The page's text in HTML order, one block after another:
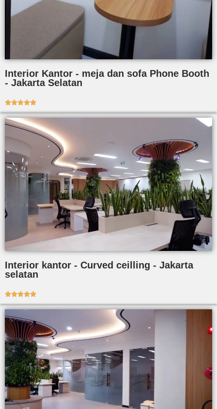
Interior Kantor - meja dan sofa Phone Booth
- Jakarta Selatan

Interior kantor - Curved ceilling - Jakarta
selatan
